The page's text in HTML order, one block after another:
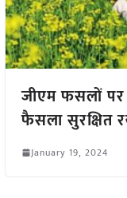
जीएम फसलों पर
फैसला सुरक्षित
January 19, 2024